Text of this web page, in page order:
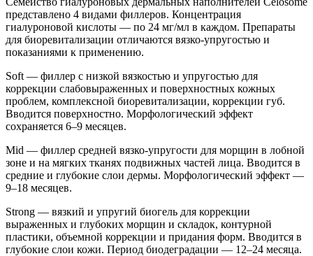
представлено 4 видами филлеров. Концентрация
гиалуроновой кислоты — по 24 мг/мл в каждом. Препараты
для биоревитализации отличаются вязко-упругостью и
показаниями к применению.
Soft — филлер с низкой вязкостью и упругостью для
коррекции слабовыраженных и поверхностных кожных
проблем, комплексной биоревитализации, коррекции губ.
Вводится поверхностно. Морфологический эффект
сохраняется 6–9 месяцев.
Mid — филлер средней вязко-упругости для морщин в лобной
зоне и на мягких тканях подвижных частей лица. Вводится в
средние и глубокие слои дермы. Морфологический эффект —
9–18 месяцев.
Strong — вязкий и упругий биогель для коррекции
выраженных и глубоких морщин и складок, контурной
пластики, объемной коррекции и придания форм. Вводится в
глубокие слои кожи. Период биодеградации — 12–24 месяца.